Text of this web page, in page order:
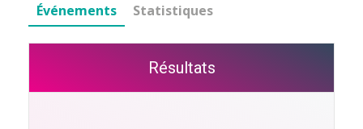
Événements Statistiques
Résultats